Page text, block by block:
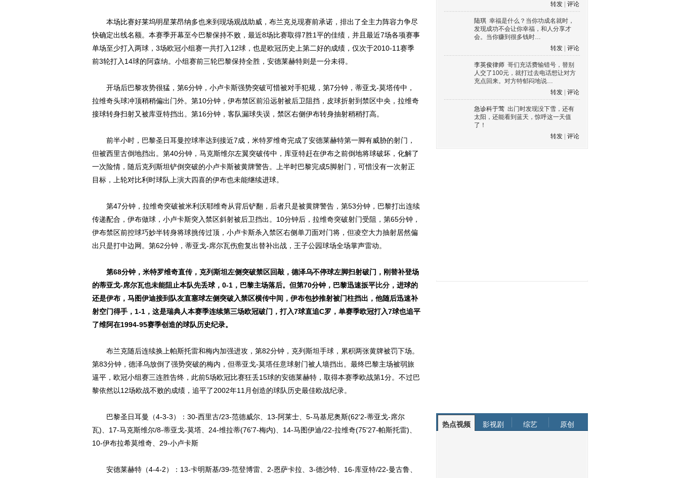
本场比赛好莱坞明星莱昂纳多也来到现场观战助威，布兰克兑现赛前承诺，排出了全主力阵容力争尽
快确定出线名额。本赛季开幕至今巴黎保持不败，最近8场比赛取得7胜1平的佳绩，并且最近7场各项赛事
单场至少打入两球，3场欧冠小组赛一共打入12球，也是欧冠历史上第二好的成绩，仅次于2010-11赛季
前3轮打入14球的阿森纳。小组赛前三轮巴黎保持全胜，安德莱赫特则是一分未得。
开场后巴黎攻势很猛，第6分钟，小卢卡斯强势突破可惜被对手犯规，第7分钟，蒂亚戈-莫塔传中，
拉维奇头球冲顶稍稍偏出门外。第10分钟，伊布禁区前沿远射被后卫阻挡，皮球折射到禁区中央，拉维奇
接球转身扫射又被库亚特挡出。第16分钟，客队漏球失误，禁区右侧伊布转身抽射稍稍打高。
前半小时，巴黎圣日耳曼控球率达到接近7成，米特罗维奇完成了安德莱赫特第一脚有威胁的射门，
但被西里古倒地挡出。第40分钟，马克斯维尔左翼突破传中，库亚特赶在伊布之前倒地将球破坏，化解了
一次险情，随后克列斯坦铲倒突破的小卢卡斯被黄牌警告。上半时巴黎完成5脚射门，可惜没有一次射正
目标，上轮对比利时球队上演大四喜的伊布也未能继续进球。
第47分钟，拉维奇突破被米利沃耶维奇从背后铲翻，后者只是被黄牌警告，第53分钟，巴黎打出连续
传递配合，伊布做球，小卢卡斯突入禁区斜射被后卫挡出。10分钟后，拉维奇突破射门受阻，第65分钟，
伊布禁区前控球巧妙半转身将球挑传过顶，小卢卡斯杀入禁区右侧单刀面对门将，但凌空大力抽射居然偏
出只是打中边网。第62分钟，蒂亚戈-席尔瓦伤愈复出替补出战，王子公园球场全场掌声雷动。
第68分钟，米特罗维奇直传，克列斯坦左侧突破禁区回敲，德泽乌不停球左脚扫射破门，刚替补登场
的蒂亚戈-席尔瓦也未能阻止本队先丢球，0-1，巴黎主场落后。但第70分钟，巴黎迅速扳平比分 ，进球的
还是伊布，马图伊迪接到队友直塞球左侧突破入禁区横传中间，伊布包抄推射被门柱挡出，他随后迅速补
射空门得手，1-1，这是瑞典人本赛季连续第三场欧冠破门，打入7球直追C罗，单赛季欧冠打入7球也追平
了维阿在1994-95赛季创造的球队历史纪录。
布兰克随后连续换上帕斯托雷和梅内加强进攻，第82分钟，克列斯坦手球，累积两张黄牌被罚下场。
第83分钟，德泽乌放倒了强势突破的梅内，但蒂亚戈-莫塔任意球射门被人墙挡出。最终巴黎主场被弱旅
逼平，欧冠小组赛三连胜告终，此前5场欧冠比赛狂丢15球的安德莱赫特，取得本赛季欧战第1分。不过巴
黎依然以12场欧战不败的成绩，追平了2002年11月创造的球队历史最佳欧战纪录。
巴黎圣日耳曼（4-3-3）：30-西里古/23-范德威尔、13-阿莱士、5-马基尼奥斯(62'2-蒂亚戈-席尔
瓦)、17-马克斯维尔/8-蒂亚戈-莫塔、24-维拉蒂(76'7-梅内)、14-马图伊迪/22-拉维奇(75'27-帕斯托雷)、
10-伊布拉希莫维奇、29-小卢卡斯
安德莱赫特（4-4-2）：13-卡明斯基/39-范登博雷、2-恩萨卡拉、3-德沙特、16-库亚特/22-曼古鲁、
转发
评论
陆琪 幸福是什么？当你功成名就时，
发现成功不会让你幸福，和人分享才
会。当你赚到很多钱时…
转发
评论
李英俊律师 哥们充话费输错号，替别
人交了100元，就打过去电话想让对方
充点回来。对方特郁闷地说…
转发
评论
急诊科于莺 出门时发现没下雪，还有
太阳，还能看到蓝天，惊呼这一天值
了！
转发
评论
热点视频 影视剧 综艺 原创